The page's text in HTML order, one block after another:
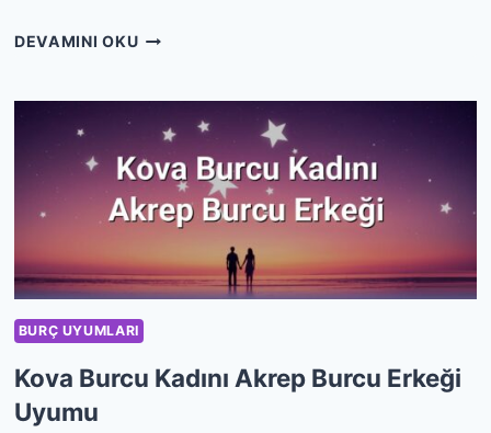
DEVAMINI OKUKOVA
BURCU
ERKEĞI
UYUMU
BURÇ UYUMLARI
Kova Burcu Kadını Akrep Burcu Erkeği
Uyumu